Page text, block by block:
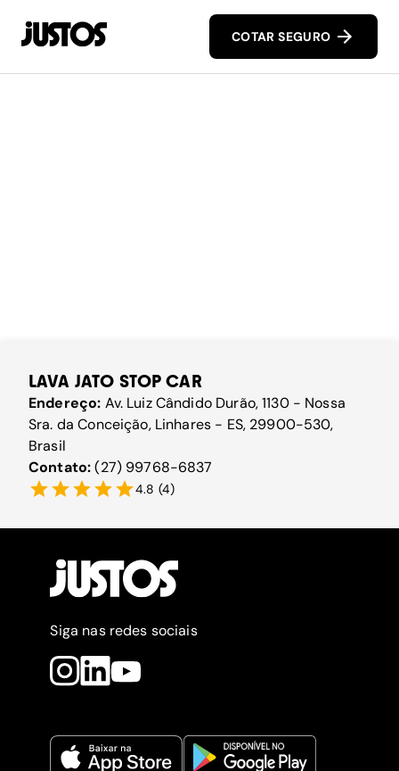
COTAR SEGURO
LAVA JATO STOP CAR
Endereço: Av. Luiz Cândido Durão, 1130 - Nossa
Sra. da Conceição, Linhares - ES, 29900-530,
Brasil
Contato:(27) 99768-6837
4.8 (4)
Siga nas redes sociais